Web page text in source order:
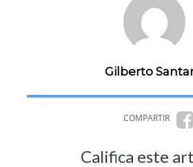
Gilberto
COMPARTIR
Califica este